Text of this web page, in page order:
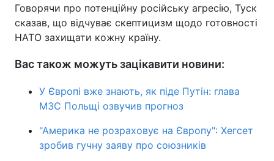
Говорячи про потенційну російську агресію, Туск
сказав, що відчуває скептицизм щодо готовності
НАТО захищати кожну країну.
Вас також можуть зацікавити новини:
У Європі вже знають, як піде Путін: глава
МЗС Польщі озвучив прогноз
"Америка не розраховує на Європу": Хегсет
зробив гучну заяву про союзників